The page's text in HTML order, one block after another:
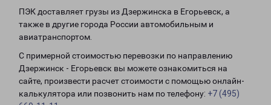
ПЭК доставляет грузы из Дзержинска в Егорьевск, а
также в другие города России автомобильным и
авиатранспортом.
С примерной стоимостью перевозки по направлению
Дзержинск - Егорьевск вы можете ознакомиться на
сайте, произвести расчет стоимости с помощью онлайн-
калькулятора или позвонить нам по телефону: +7 (495)